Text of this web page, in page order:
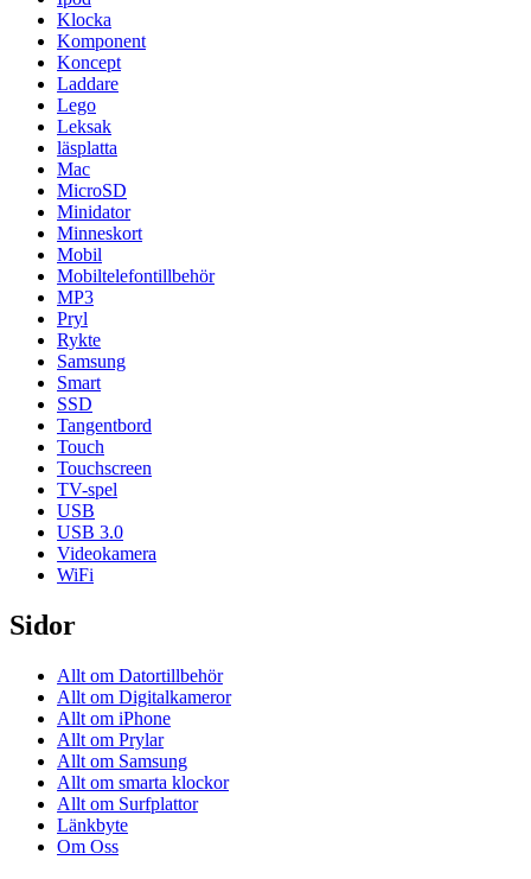
Klocka
Komponent
Koncept
Laddare
Lego
Leksak
läsplatta
Mac
MicroSD
Minidator
Minneskort
Mobil
Mobiltelefontillbehör
MP3
Pryl
Rykte
Samsung
Smart
SSD
Tangentbord
Touch
Touchscreen
TV-spel
USB
USB 3.0
Videokamera
WiFi
Sidor
Allt om Datortillbehör
Allt om Digitalkameror
Allt om iPhone
Allt om Prylar
Allt om Samsung
Allt om smarta klockor
Allt om Surfplattor
Länkbyte
Om Oss